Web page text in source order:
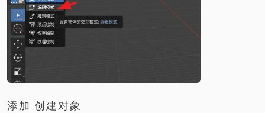
添加 创建对象